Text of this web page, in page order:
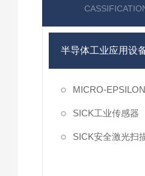
半导体工业应用设
SICK工业传感器
SICK安全激光扫